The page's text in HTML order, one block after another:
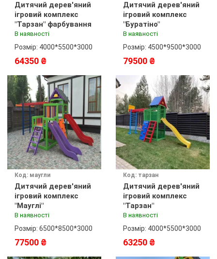
Дитячий дерев'яний
ігровий комплекс
"Тарзан" фарбування
В наявності
Розмір: 4000*5500*3000
64350 ₴
Дитячий дерев'яний
ігровий комплекс
"Буратіно"
В наявності
Розмір: 4500*9500*3000
79500 ₴
Код: маугли
Дитячий дерев'яний
ігровий комплекс
"Мауглі"
В наявності
Розмір: 6500*8500*3000
77500 ₴
Код: тарзан
Дитячий дерев'яний
ігровий комплекс
"Тарзан"
В наявності
Розмір: 4000*5500*3000
63250 ₴